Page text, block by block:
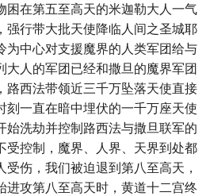
困在第五至高天的米迦勒大人一气
强行带大批天使降临人间之圣城耶
为中心对支援魔界的人类军团给与
大人的军团已经和撒旦的魔界军团
路西法带领近三千万坠落天使直接
刻一直在暗中埋伏的一千万座天使
始洗劫并控制路西法与撒旦联军的
受控制，魔界、人界、天界到处都
伤，我们被迫退到第八至高天，
进攻第八至高天时，黄道十二宫终